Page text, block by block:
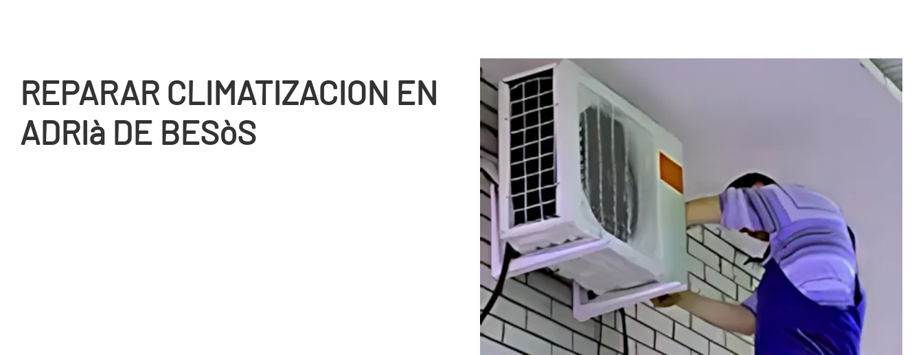
REPARAR CLIMATIZACION EN
ADRIà DE BESòS